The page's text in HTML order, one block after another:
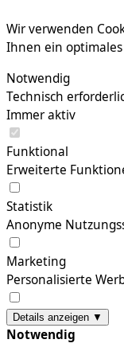
Wir verwenden
Ihnen ein
Notwendig
Technisch
Immer aktiv
Funktional
Erweiterte
Statistik
Anonyme
Marketing
Personalisierte
Details anzeigen ▼
Notwendig